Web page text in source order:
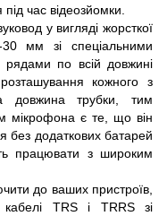
час відеозйомки.
у вигляді жорсткої
30 мм зі спеціальними
по всій довжині
кожного з
довжина трубки, тим
мікрофона є те, що він
додаткових батарей
працювати з широким
до ваших пристроїв,
TRS і TRRS зі